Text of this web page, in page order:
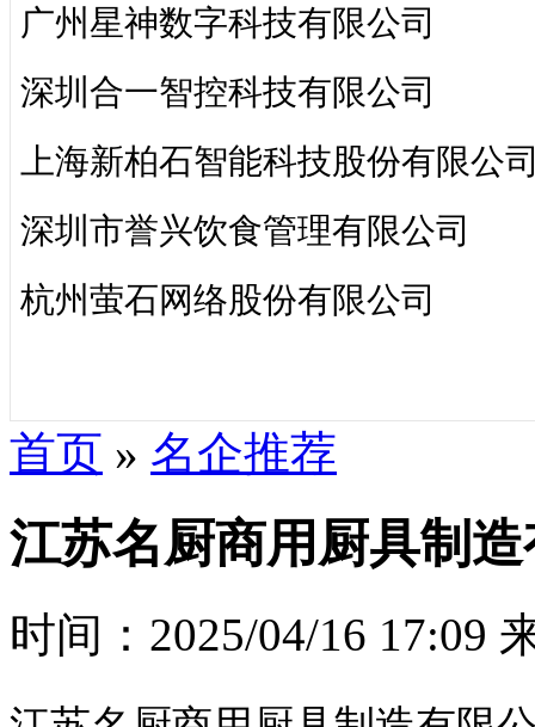
广州星神数字科技有限公司
深圳合一智控科技有限公司
上海新柏石智能科技股份有限公
深圳市誉兴饮食管理有限公司
杭州萤石网络股份有限公司
首页 » 名企推荐
江苏名厨商用厨具制
时间：2025/04/16 17:09